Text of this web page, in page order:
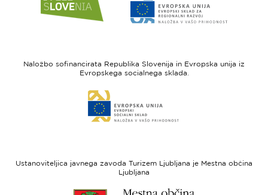
do
spletne
Slovenia
do
spletne
-
regionalni
Naložbo sofinancirata Republika Slovenija in Evropska unija iz
Evropskega socialnega sklada.
do
spletne
sklad
Ustanoviteljica javnega zavoda Turizem Ljubljana je Mestna občina
Ljubljana